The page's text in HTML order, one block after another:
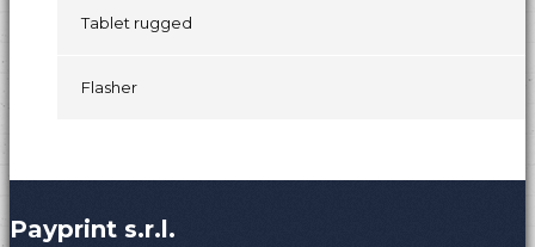
Tablet rugged
Flasher
Payprint s.r.l.